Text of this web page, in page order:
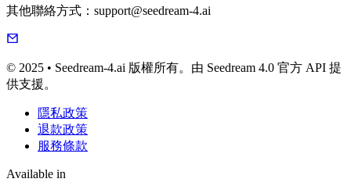
其他聯絡方式：support@seedream-4.ai
© 2025 • Seedream-4.ai 版權所有。由 Seedream 4.0 官方 API 提
供支援。
隱私政策
退款政策
服務條款
Available in